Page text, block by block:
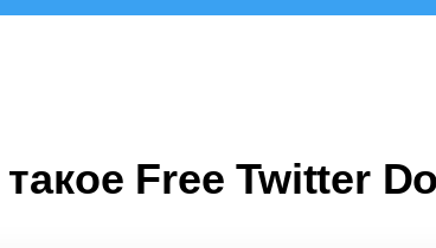
Free Twitter